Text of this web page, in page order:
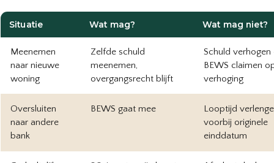
Situatie Wat mag? Wat mag niet?
Meenemen
naar nieuwe
woning
Zelfde schuld
meenemen,
overgangsrecht blijft
Schuld verhogen
BEWS claimen
verhoging
Oversluiten
naar andere
bank
BEWS gaat mee
Looptijd
voorbij originele
einddatum